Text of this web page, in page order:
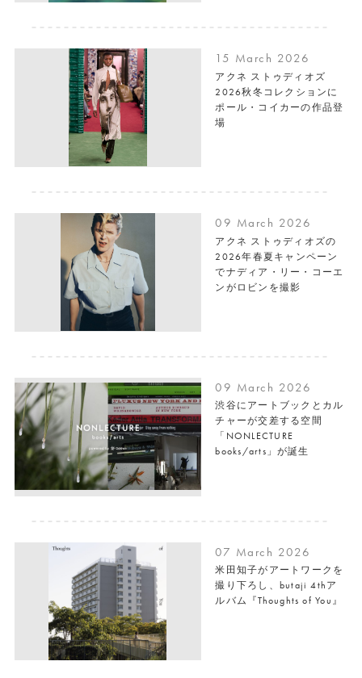
15 March 2026
アクネ ストゥディオズ
2026秋冬コレクションに
ポール・コイカーの作品登
場
09 March 2026
アクネ ストゥディオズの
2026年春夏キャンペーン
でナディア・リー・コーエ
ンがロビンを撮影
09 March 2026
渋谷にアートブックとカル
チャーが交差する空間
「NONLECTURE
books/arts」が誕生
07 March 2026
米田知子がアートワークを
撮り下ろし、butaji 4thア
ルバム『Thoughts of You』